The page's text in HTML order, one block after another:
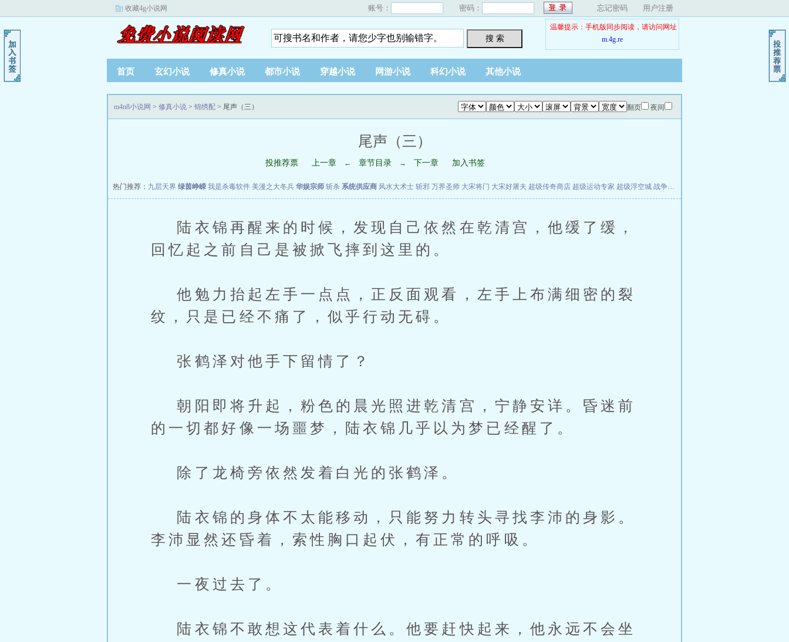
收藏4g小说网 账号： 密码： 忘记密码 用户注册
搜 索
温馨提示：手机版同步阅读，请访问网址
m.4g.re
首页 玄幻小说 修真小说 都市小说 穿越小说 网游小说 科幻小说 其他小说
翻页 夜间
m4n8小说网 > 修真小说 > 锦绣配 > 尾声（三）
尾声（三）
投推荐票 上一章 ← 章节目录 → 下一章 加入书签
热门推荐： 九层天界 绿茵峥嵘 我是杀毒软件 美漫之大冬兵 华娱宗师 斩杀 系统供应商 风水大术士 斩邪 万界圣师 大宋将门 大宋好屠夫 超级传奇商店 超级运动专家 超级浮空城 战争天堂
陆衣锦再醒来的时候，发现自己依然在乾清宫，他缓了缓，
回忆起之前自己是被掀飞摔到这里的。
他勉力抬起左手一点点，正反面观看，左手上布满细密的裂
纹，只是已经不痛了，似乎行动无碍。
张鹤泽对他手下留情了？
朝阳即将升起，粉色的晨光照进乾清宫，宁静安详。昏迷前
的一切都好像一场噩梦，陆衣锦几乎以为梦已经醒了。
除了龙椅旁依然发着白光的张鹤泽。
陆衣锦的身体不太能移动，只能努力转头寻找李沛的身影。
李沛显然还昏着，索性胸口起伏，有正常的呼吸。
一夜过去了。
陆衣锦不敢想这代表着什么。他要赶快起来，他永远不会坐